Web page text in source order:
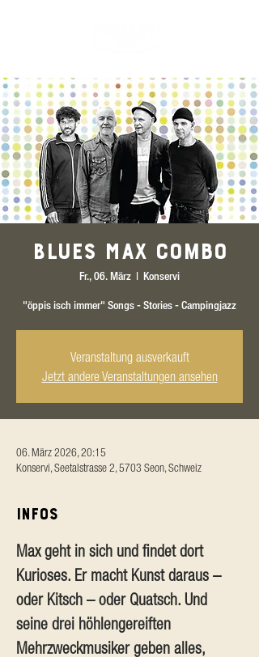
Blues Max Combo
Fr., 06. März
  |
Konservi
"öppis isch immer" Songs - Stories - Campingjazz
Veranstaltung ausverkauft
Jetzt andere Veranstaltungen ansehen
06. März 2026, 20:15
Konservi, Seetalstrasse 2, 5703 Seon, Schweiz
Infos
Max geht in sich und findet dort
Kurioses. Er macht Kunst daraus –
oder Kitsch – oder Quatsch. Und
seine drei höhlengereiften
Mehrzweckmusiker geben alles,